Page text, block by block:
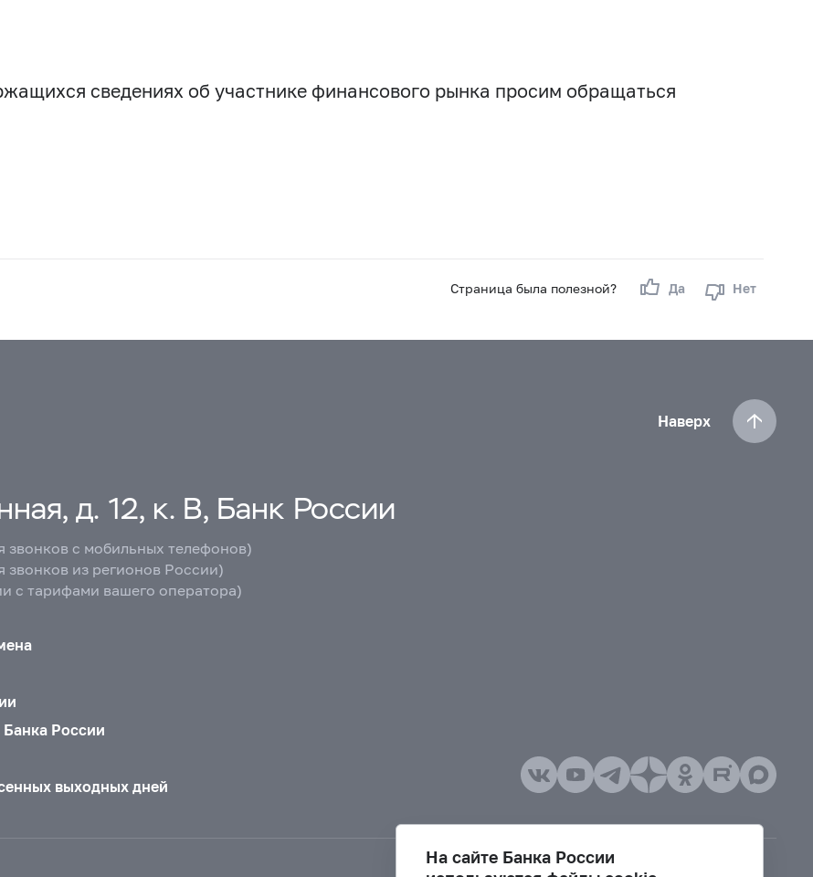
сведениях об участнике финансового рынка просим обращаться
Страница была полезной? Да Нет
Наверх
д. 12, к. В, Банк России
звонков с мобильных телефонов)
звонков из регионов России)
с тарифами вашего оператора)
России
выходных дней
На сайте Банка России